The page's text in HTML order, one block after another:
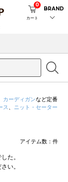
カート
0
BRAND
カーディガンなど定番
ス
ニット・セーター
アイテム数： 件
た。
い。